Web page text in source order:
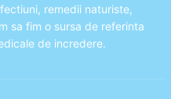
remedii naturiste,
sa fim o sursa de referinta
de incredere.